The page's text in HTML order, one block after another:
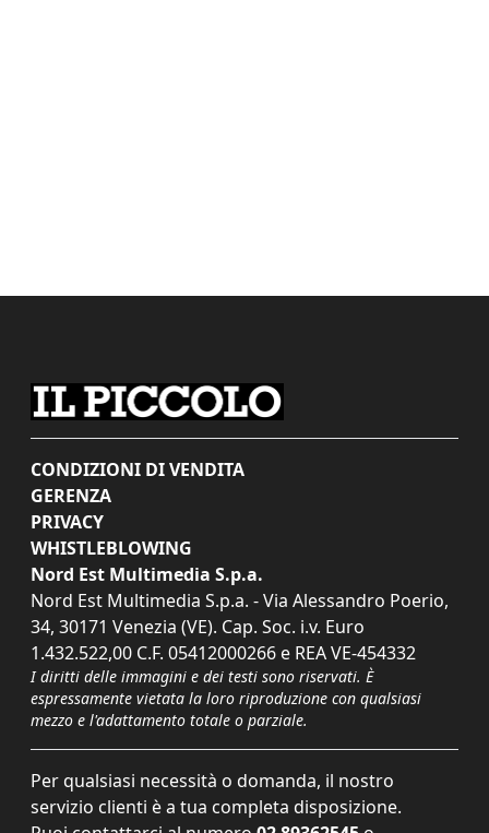
CONDIZIONI DI VENDITA
GERENZA
PRIVACY
WHISTLEBLOWING
Nord Est Multimedia S.p.a.
Nord Est Multimedia S.p.a. - Via Alessandro Poerio,
34, 30171 Venezia (VE). Cap. Soc. i.v. Euro
1.432.522,00 C.F. 05412000266 e REA VE-454332
I diritti delle immagini e dei testi sono riservati. È
espressamente vietata la loro riproduzione con qualsiasi
mezzo e l'adattamento totale o parziale.
Per qualsiasi necessità o domanda, il nostro
servizio clienti è a tua completa disposizione.